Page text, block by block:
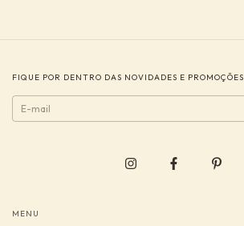
FIQUE POR DENTRO DAS NOVIDADES E PROMOÇÕES
MENU